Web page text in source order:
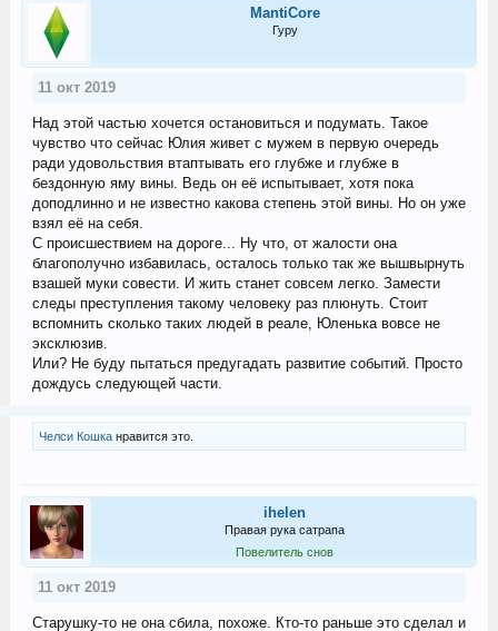
MantiCore
Гуру
11 окт 2019
Над этой частью хочется остановиться и подумать. Такое
чувство что сейчас Юлия живет с мужем в первую очередь
ради удовольствия втаптывать его глубже и глубже в
бездонную яму вины. Ведь он её испытывает, хотя пока
доподлинно и не известно какова степень этой вины. Но он уже
взял её на себя.
С происшествием на дороге... Ну что, от жалости она
благополучно избавилась, осталось только так же вышвырнуть
взашей муки совести. И жить станет совсем легко. Замести
следы преступления такому человеку раз плюнуть. Стоит
вспомнить сколько таких людей в реале, Юленька вовсе не
эксклюзив.
Или? Не буду пытаться предугадать развитие событий. Просто
дождусь следующей части.
Челси Кошканравится это.
ihelen
Правая рука сатрапа
Повелитель снов
11 окт 2019
Старушку-то не она сбила, похоже. Кто-то раньше это сделал и